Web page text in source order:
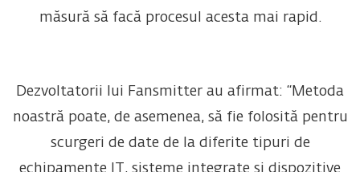
măsură să facă procesul acesta mai rapid.
Dezvoltatorii lui Fansmitter au afirmat: “Metoda
noastră poate, de asemenea, să fie folosită pentru
scurgeri de date de la diferite tipuri de
echipamente IT, sisteme integrate și dispozitive